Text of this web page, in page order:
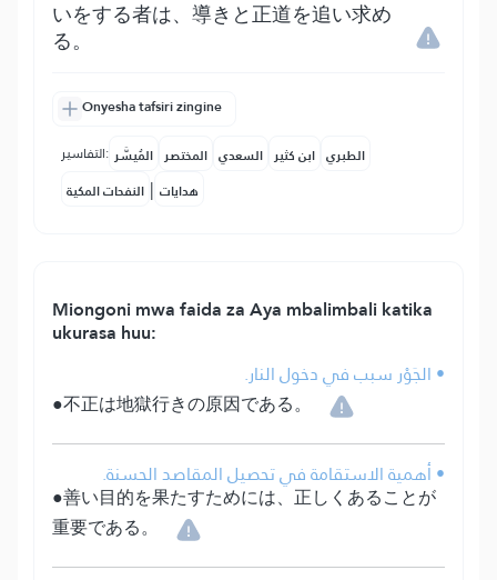
いをする者は、導きと正道を追い求め
る。
Onyesha tafsiri zingine
التفاسير: المُيسَّر المختصر السعدي ابن كثير الطبري
النفحات المكية | هدايات
Miongoni mwa faida za Aya mbalimbali katika
ukurasa huu:
• الجَوْر سبب في دخول النار.
●不正は地獄行きの原因である。
• أهمية الاستقامة في تحصيل المقاصد الحسنة.
●善い目的を果たすためには、正しくあることが
重要である。